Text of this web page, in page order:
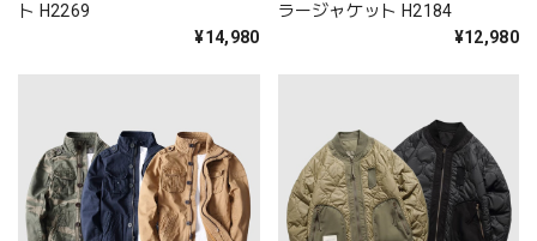
ト H2269
¥14,980
ラージャケット H2184
¥12,980